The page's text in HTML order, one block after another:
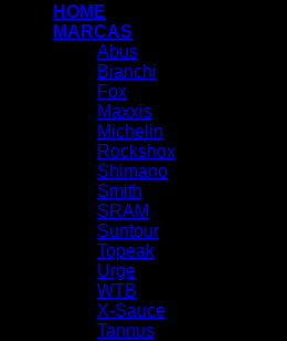
HOME
MARCAS
Abus
Bianchi
Fox
Maxxis
Michelin
Rockshox
Shimano
Smith
SRAM
Suntour
Topeak
Urge
WTB
X-Sauce
Tannus